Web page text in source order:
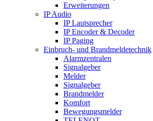
Erweiterungen
IP Audio
IP Lautsprecher
IP Encoder & Decoder
IP Paging
Einbruch- und Brandmeldetechnik
Alarmzentralen
Signalgeber
Melder
Signalgeber
Brandmelder
Komfort
Bewegungsmelder